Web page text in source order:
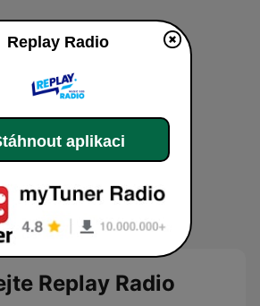
Replay Radio
Replay Radio
aplikaci